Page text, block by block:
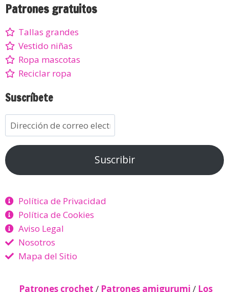
Patrones gratuitos
Tallas grandes
Vestido niñas
Ropa mascotas
Reciclar ropa
Suscríbete
Suscribir
Política de Privacidad
Política de Cookies
Aviso Legal
Nosotros
Mapa del Sitio
Patrones crochet / Patrones amigurumi / Los